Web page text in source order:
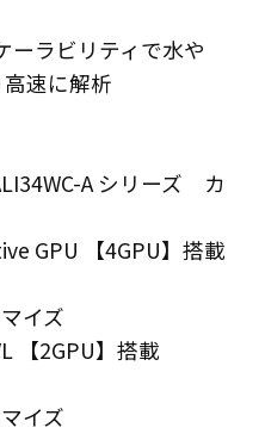
ラビリティで水や
速に解析
A シリーズ カ
GPU 【4GPU】搭載
イズ
【2GPU】搭載
イズ